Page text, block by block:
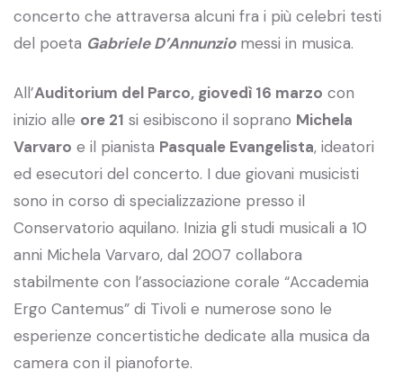
concerto che attraversa alcuni fra i più celebri testi
del poeta Gabriele D’Annunziomessi in musica.
All’Auditorium del Parco, giovedì 16 marzo con
inizio alle ore 21 si esibiscono il soprano Michela
Varvaro e il pianista Pasquale Evangelista, ideatori
ed esecutori del concerto. I due giovani musicisti
sono in corso di specializzazione presso il
Conservatorio aquilano. Inizia gli studi musicali a 10
anni Michela Varvaro, dal 2007 collabora
stabilmente con l’associazione corale “Accademia
Ergo Cantemus” di Tivoli e numerose sono le
esperienze concertistiche dedicate alla musica da
camera con il pianoforte.